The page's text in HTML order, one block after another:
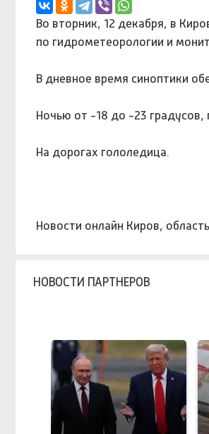
Во вторник, 12 декабря, в
по гидрометеорологии и
В дневное время синоптики
Ночью от -18 до -23
На дорогах гололедица.
Новости онлайн Киров,
НОВОСТИ ПАРТНЕРОВ